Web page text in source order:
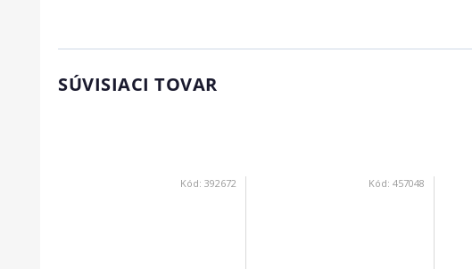
SÚVISIACI TOVAR
Kód: 392672 Kód: 457048